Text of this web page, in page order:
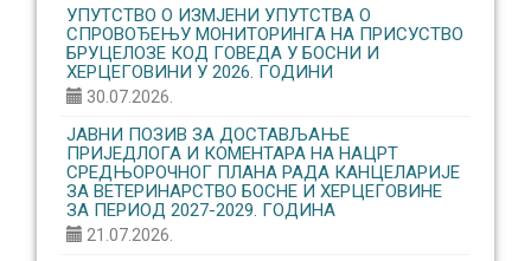
УПУТСТВО О ИЗМЈЕНИ УПУТСТВА О
СПРОВОЂЕЊУ МОНИТОРИНГА НА ПРИСУСТВО
БРУЦЕЛОЗЕ КОД ГОВЕДА У БОСНИ И
ХЕРЦЕГОВИНИ У 2026. ГОДИНИ
30.07.2026.
ЈАВНИ ПОЗИВ ЗА ДОСТАВЉАЊЕ
ПРИЈЕДЛОГА И КОМЕНТАРА НА НАЦРТ
СРЕДЊОРОЧНОГ ПЛАНА РАДА КАНЦЕЛАРИЈЕ
ЗА ВЕТЕРИНАРСТВО БОСНЕ И ХЕРЦЕГОВИНЕ
ЗА ПЕРИОД 2027-2029. ГОДИНА
21.07.2026.